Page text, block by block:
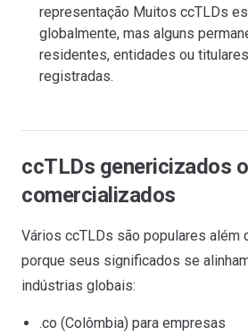
representação Muitos ccTLDs
globalmente, mas alguns
residentes, entidades ou
registradas.
ccTLDs genericizados
comercializados
Vários ccTLDs são populares além
porque seus significados se
indústrias globais:
.co (Colômbia) para empresas